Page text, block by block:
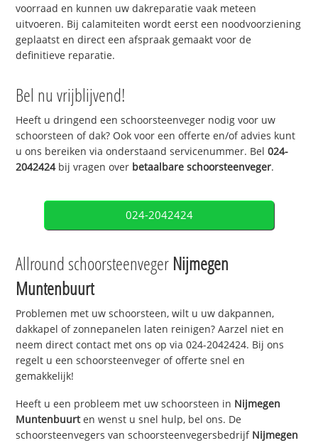
voorraad en kunnen uw dakreparatie vaak meteen
uitvoeren. Bij calamiteiten wordt eerst een noodvoorziening
geplaatst en direct een afspraak gemaakt voor de
definitieve reparatie.
Bel nu vrijblijvend!
Heeft u dringend een schoorsteenveger nodig voor uw
schoorsteen of dak? Ook voor een offerte en/of advies kunt
u ons bereiken via onderstaand servicenummer. Bel024-
2042424bij vragen over betaalbare schoorsteenveger.
024-2042424
Allround schoorsteenveger Nijmegen
Muntenbuurt
Problemen met uw schoorsteen, wilt u uw dakpannen,
dakkapel of zonnepanelen laten reinigen? Aarzel niet en
neem direct contact met ons op via 024-2042424. Bij ons
regelt u een schoorsteenveger of offerte snel en
gemakkelijk!
Heeft u een probleem met uw schoorsteen in Nijmegen
Muntenbuurten wenst u snel hulp, bel ons. De
schoorsteenvegers van schoorsteenvegersbedrijf Nijmegen